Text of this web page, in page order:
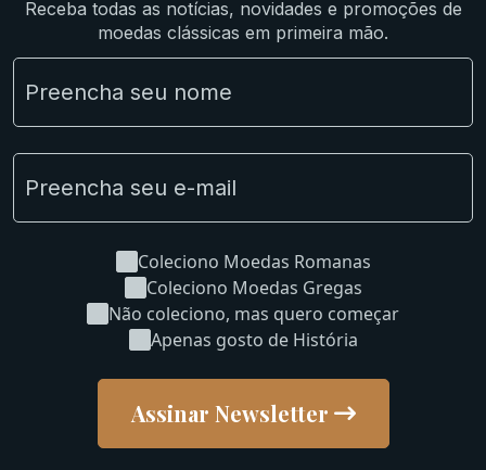
Lotes Grandes
Material Numismático
NGC e NNC Encapsuladas
Novidades
Receba todas as notícias, novidades e promoções de
moedas clássicas em primeira mão.
Coleciono Moedas Romanas
Coleciono Moedas Gregas
Não coleciono, mas quero começar
Apenas gosto de História
Assinar Newsletter